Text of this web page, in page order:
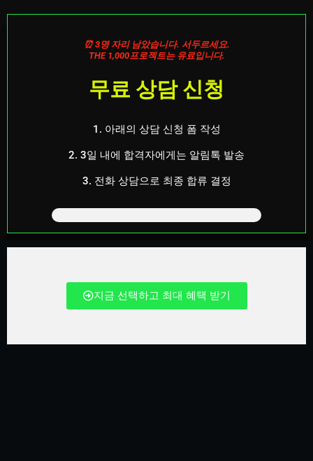
⏰ 3명 자리 남았습니다. 서두르세요.
THE 1,000프로젝트는 유료입니다.
무료 상담 신청
1. 아래의 상담 신청 폼 작성
2. 3일 내에 합격자에게는 알림톡 발송
3. 전화 상담으로 최종 합류 결정
지금 선택하고 최대 혜택 받기